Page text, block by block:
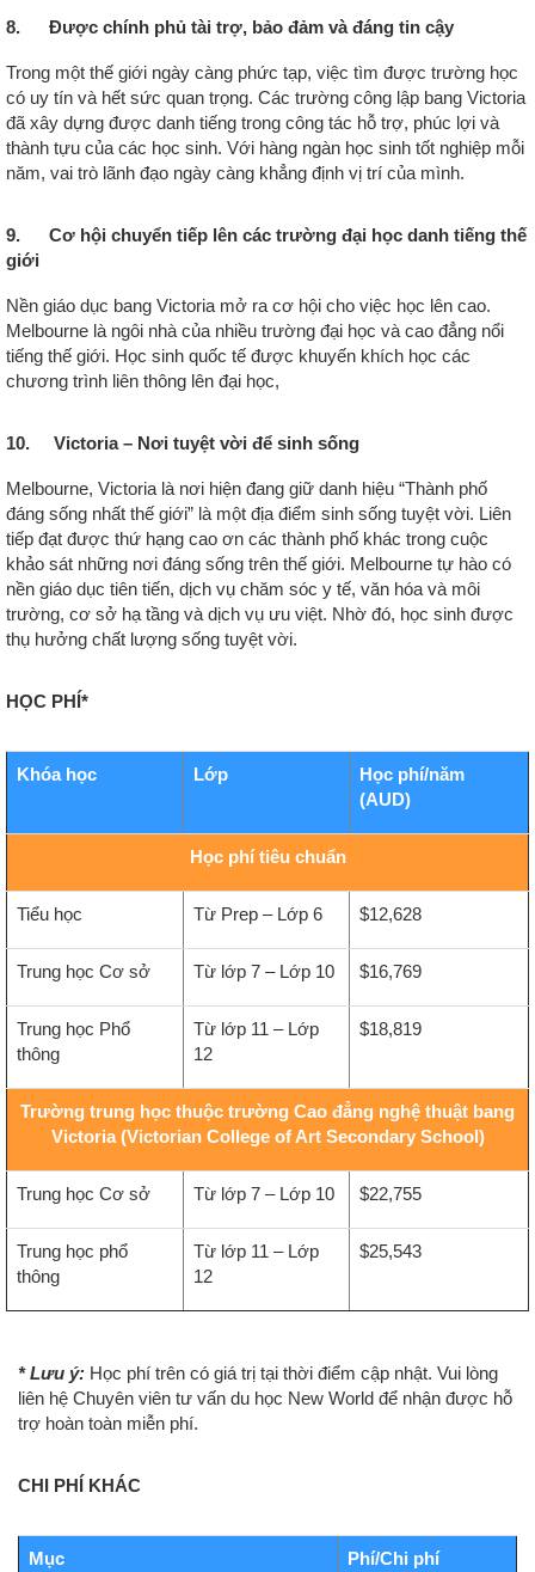
8. Được chính phủ tài trợ, bảo đảm và đáng tin cậy
Trong một thế giới ngày càng phức tạp, việc tìm được trường học
có uy tín và hết sức quan trọng. Các trường công lập bang Victoria
đã xây dựng được danh tiếng trong công tác hỗ trợ, phúc lợi và
thành tựu của các học sinh. Với hàng ngàn học sinh tốt nghiệp mỗi
năm, vai trò lãnh đạo ngày càng khẳng định vị trí của mình.
9. Cơ hội chuyển tiếp lên các trường đại học danh tiếng thế
giới
Nền giáo dục bang Victoria mở ra cơ hội cho việc học lên cao.
Melbourne là ngôi nhà của nhiều trường đại học và cao đẳng nổi
tiếng thế giới. Học sinh quốc tế được khuyến khích học các
chương trình liên thông lên đại học,
10. Victoria – Nơi tuyệt vời để sinh sống
Melbourne, Victoria là nơi hiện đang giữ danh hiệu “Thành phố
đáng sống nhất thế giới” là một địa điểm sinh sống tuyệt vời. Liên
tiếp đạt được thứ hạng cao ơn các thành phố khác trong cuộc
khảo sát những nơi đáng sống trên thế giới. Melbourne tự hào có
nền giáo dục tiên tiến, dịch vụ chăm sóc y tế, văn hóa và môi
trường, cơ sở hạ tầng và dịch vụ ưu việt. Nhờ đó, học sinh được
thụ hưởng chất lượng sống tuyệt vời.
HỌC PHÍ*
Khóa học Lớp
Học phí/năm
(AUD)
Học phí tiêu chuẩn
Tiểu học Từ Prep – Lớp 6 $12,628
Trung học Cơ sở Từ lớp 7 – Lớp 10 $16,769
Trung học Phổ
thông
Từ lớp 11 – Lớp
12
$18,819
Trường trung học thuộc trường Cao đẳng nghệ thuật bang
Victoria (Victorian College of Art Secondary School)
Trung học Cơ sở Từ lớp 7 – Lớp 10 $22,755
Trung học phổ
thông
Từ lớp 11 – Lớp
12
$25,543
* Lưu ý: Học phí trên có giá trị tại thời điểm cập nhật. Vui lòng
liên hệ Chuyên viên tư vấn du học New World để nhận được hỗ
trợ hoàn toàn miễn phí.
CHI PHÍ KHÁC
Mục Phí/Chi phí